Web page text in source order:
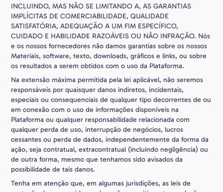
INCLUINDO, MAS NÃO SE LIMITANDO A, AS GARANTIAS
IMPLÍCITAS DE COMERCIABILIDADE, QUALIDADE
SATISFATÓRIA, ADEQUAÇÃO A UM FIM ESPECÍFICO,
CUIDADO E HABILIDADE RAZOÁVEIS OU NÃO INFRAÇÃO. Nós
e os nossos fornecedores não damos garantias sobre os nossos
Materiais, software, texto, downloads, gráficos e links, ou sobre
os resultados a serem obtidos com o uso da Plataforma.
Na extensão máxima permitida pela lei aplicável, não seremos
responsáveis por quaisquer danos indiretos, incidentais,
especiais ou consequenciais de qualquer tipo decorrentes de ou
em conexão com o uso de informações disponíveis na
Plataforma ou qualquer responsabilidade relacionada com
qualquer perda de uso, interrupção de negócios, lucros
cessantes ou perda de dados, independentemente da forma da
ação, seja contratual, extracontratual (incluindo negligência) ou
de outra forma, mesmo que tenhamos sido avisados da
possibilidade de tais danos.
Tenha em atenção que, em algumas jurisdições, as leis de